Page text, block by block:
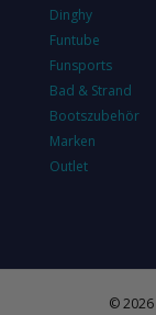
Dinghy
Funtube
Funsports
Bad & Strand
Bootszubehör
Marken
Outlet
©2026